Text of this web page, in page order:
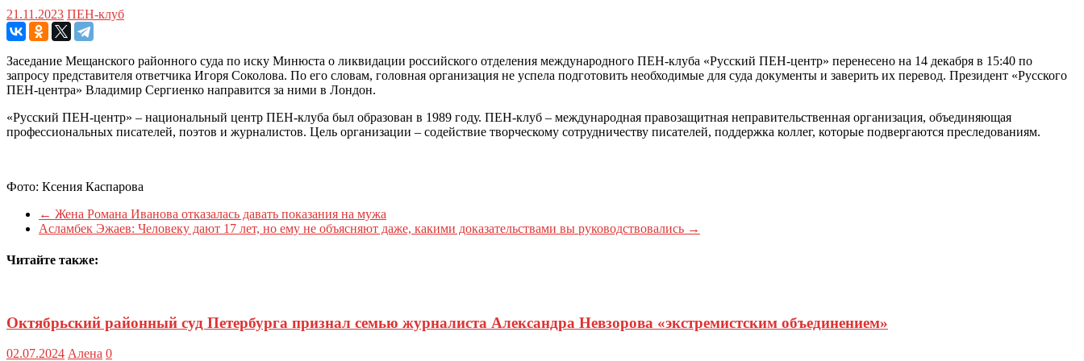
21.11.2023 ПЕН-клуб
Заседание Мещанского районного суда по иску Минюста о ликвидации российского отделения международного ПЕН-клуба «Русский ПЕН-центр» перенесено на 14 декабря в 15:40 по
запросу представителя ответчика Игоря Соколова. По его словам, головная организация не успела подготовить необходимые для суда документы и заверить их перевод. Президент «Русского
ПЕН-центра» Владимир Сергиенко направится за ними в Лондон.
«Русский ПЕН-центр» – национальный центр ПЕН-клуба был образован в 1989 году. ПЕН-клуб – международная правозащитная неправительственная организация, объединяющая
профессиональных писателей, поэтов и журналистов. Цель организации – содействие творческому сотрудничеству писателей, поддержка коллег, которые подвергаются преследованиям.
Фото: Ксения Каспарова
← Жена Романа Иванова отказалась давать показания на мужа
Асламбек Эжаев: Человеку дают 17 лет, но ему не объясняют даже, какими доказательствами вы руководствовались →
Читайте также:
Октябрьский районный суд Петербурга признал семью журналиста Александра Невзорова «экстремистским объединением»
02.07.2024 Алена 0